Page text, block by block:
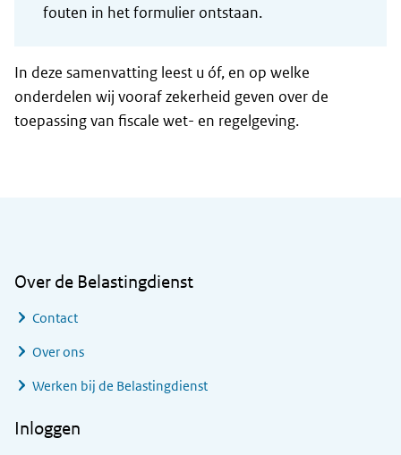
fouten in het formulier ontstaan.
In deze samenvatting leest u óf, en op welke
onderdelen wij vooraf zekerheid geven over de
toepassing van fiscale wet- en regelgeving.
Over de Belastingdienst
Contact
Over ons
Werken bij de Belastingdienst
Inloggen